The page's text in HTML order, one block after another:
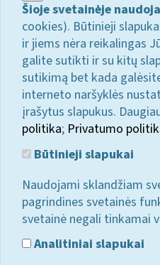
Šioje svetainėje
cookies). Būtinieji
ir jiems nėra reikalingas
galite sutikti ir su kitų
sutikimą bet kada
interneto naršyklės
įrašytus slapukus.
politika; Privatumo
Būtinieji slapukai
Naudojami sklandžiam
pagrindines svetainės
svetainė negali tinkamai
Analitiniai slapukai